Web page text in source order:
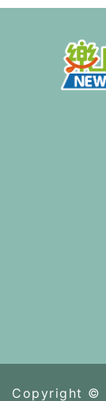
Copyright ©